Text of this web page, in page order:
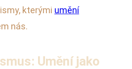
kterými umění
nás.
Umění jako